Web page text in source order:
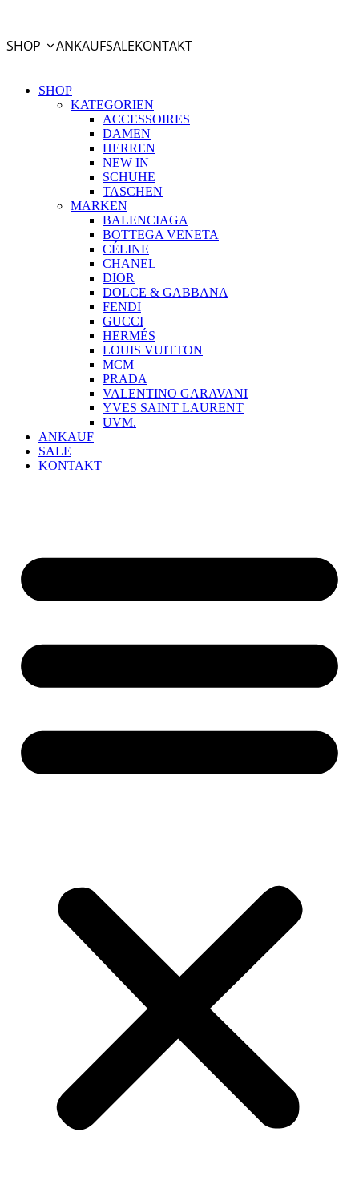
SHOP ANKAUFSALEKONTAKT
SHOP
KATEGORIEN
ACCESSOIRES
DAMEN
HERREN
NEW IN
SCHUHE
TASCHEN
MARKEN
BALENCIAGA
BOTTEGA VENETA
CÉLINE
CHANEL
DIOR
DOLCE & GABBANA
FENDI
GUCCI
HERMÉS
LOUIS VUITTON
MCM
PRADA
VALENTINO GARAVANI
YVES SAINT LAURENT
UVM.
ANKAUF
SALE
KONTAKT